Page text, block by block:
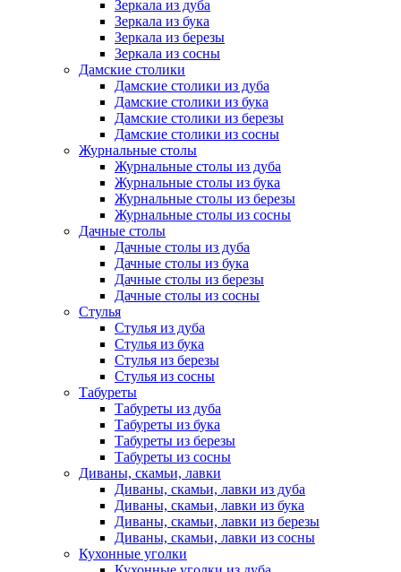
Зеркала из дуба
Зеркала из бука
Зеркала из березы
Зеркала из сосны
Дамские столики
Дамские столики из дуба
Дамские столики из бука
Дамские столики из березы
Дамские столики из сосны
Журнальные столы
Журнальные столы из дуба
Журнальные столы из бука
Журнальные столы из березы
Журнальные столы из сосны
Дачные столы
Дачные столы из дуба
Дачные столы из бука
Дачные столы из березы
Дачные столы из сосны
Стулья
Стулья из дуба
Стулья из бука
Стулья из березы
Стулья из сосны
Табуреты
Табуреты из дуба
Табуреты из бука
Табуреты из березы
Табуреты из сосны
Диваны, скамьи, лавки
Диваны, скамьи, лавки из дуба
Диваны, скамьи, лавки из бука
Диваны, скамьи, лавки из березы
Диваны, скамьи, лавки из сосны
Кухонные уголки